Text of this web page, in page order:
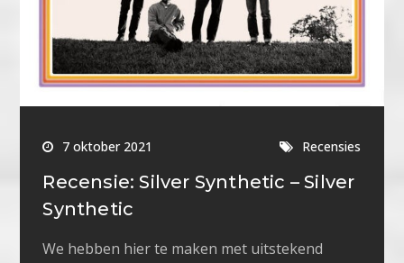
7 oktober 2021 Recensies
Recensie: Silver Synthetic – Silver
Synthetic
We hebben hier te maken met uitstekend